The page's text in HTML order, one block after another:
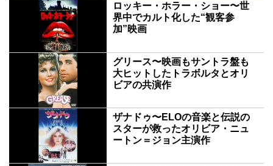
ロッキー・ホラー・ショー〜世
界中でカルト化した“観客参
加”映画
グリース〜映画もサントラ盤も
大ヒットしたトラボルタとオリ
ビアの共演作
ザナドゥ〜ELOの音楽と伝説の
スターが救ったオリビア・ニュ
ートン＝ジョン主演作